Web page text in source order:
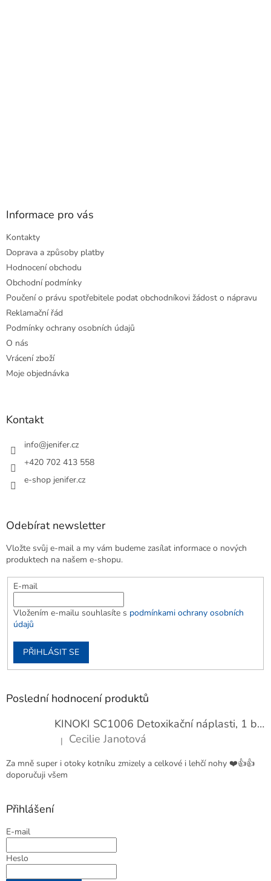
Informace pro vás
Kontakty
Doprava a způsoby platby
Hodnocení obchodu
Obchodní podmínky
Poučení o právu spotřebitele podat obchodníkovi žádost o nápravu
Reklamační řád
Podmínky ochrany osobních údajů
O nás
Vrácení zboží
Moje objednávka
Kontakt
info@jenifer.cz
+420 702 413 558
e-shop jenifer.cz
Odebírat newsletter
Vložte svůj e-mail a my vám budeme zasílat informace o nových
produktech na našem e-shopu.
E-mail
Vložením e-mailu souhlasíte s podmínkami ochrany osobních
údajů
PŘIHLÁSIT SE
Poslední hodnocení produktů
KINOKI SC1006 Detoxikační náplasti, 1 balení - 10 ks
Hodnocení produktu je 4 z 5 hvězdiček.
| Cecilie Janotová
Za mně super i otoky kotníku zmizely a celkové i lehčí nohy ❤️👍👍
doporučuji všem
Přihlášení
E-mail
Heslo